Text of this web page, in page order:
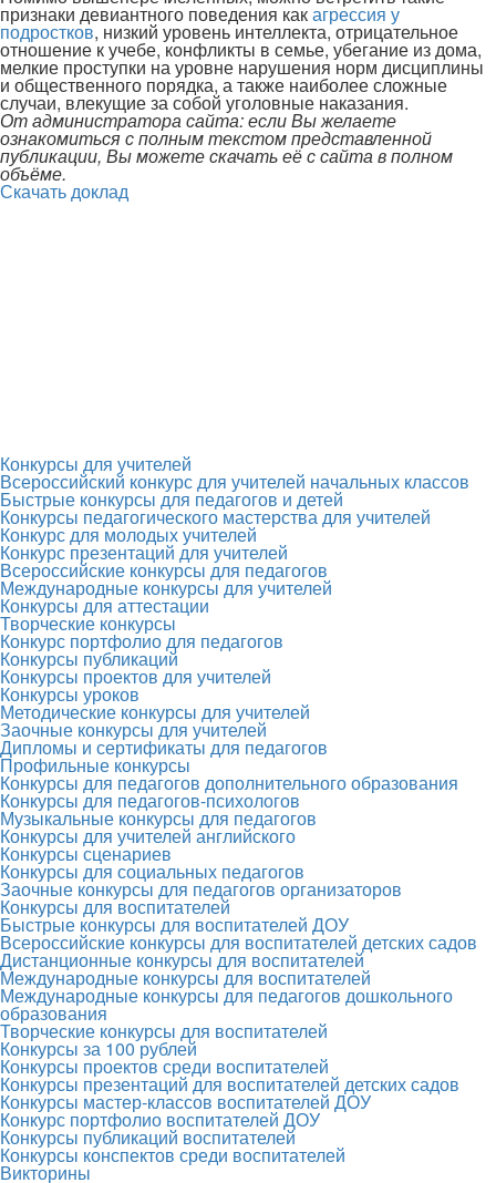
признаки девиантного поведения какагрессия у
подростков, низкий уровень интеллекта, отрицательное
отношение к учебе, конфликты в семье, убегание из дома,
мелкие проступки на уровне нарушения норм дисциплины
и общественного порядка, а также наиболее сложные
случаи, влекущие за собой уголовные наказания.
От администратора сайта: если Вы желаете
ознакомиться с полным текстом представленной
публикации, Вы можете скачать её с сайта в полном
объёме.
Скачать доклад
Конкурсы для учителей
Всероссийский конкурс для учителей начальных классов
Быстрые конкурсы для педагогов и детей
Конкурсы педагогического мастерства для учителей
Конкурс для молодых учителей
Конкурс презентаций для учителей
Всероссийские конкурсы для педагогов
Международные конкурсы для учителей
Конкурсы для аттестации
Творческие конкурсы
Конкурс портфолио для педагогов
Конкурсы публикаций
Конкурсы проектов для учителей
Конкурсы уроков
Методические конкурсы для учителей
Заочные конкурсы для учителей
Дипломы и сертификаты для педагогов
Профильные конкурсы
Конкурсы для педагогов дополнительного образования
Конкурсы для педагогов-психологов
Музыкальные конкурсы для педагогов
Конкурсы для учителей английского
Конкурсы сценариев
Конкурсы для социальных педагогов
Заочные конкурсы для педагогов организаторов
Конкурсы для воспитателей
Быстрые конкурсы для воспитателей ДОУ
Всероссийские конкурсы для воспитателей детских садов
Дистанционные конкурсы для воспитателей
Международные конкурсы для воспитателей
Международные конкурсы для педагогов дошкольного
образования
Творческие конкурсы для воспитателей
Конкурсы за 100 рублей
Конкурсы проектов среди воспитателей
Конкурсы презентаций для воспитателей детских садов
Конкурсы мастер-классов воспитателей ДОУ
Конкурс портфолио воспитателей ДОУ
Конкурсы публикаций воспитателей
Конкурсы конспектов среди воспитателей
Викторины